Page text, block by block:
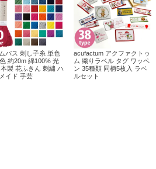
パス 刺し子糸 単色
約20m 綿100% 光
製 花ふきん 刺繍 ハ
イド 手芸
acufactum アクファクトゥ
ム 織りラベル タグ ワッペ
ン 35種類 同柄5枚入 ラベ
ルセット